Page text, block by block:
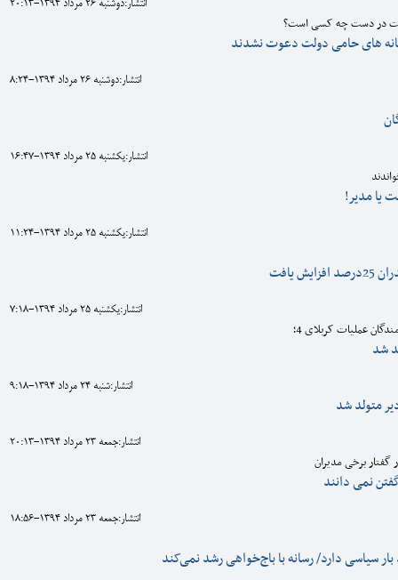
انتشار:دوشنبه 26 مرداد 1394-20:13
در دست چه کسی است؟
های حامی دولت دعوت نشدند
انتشار:دوشنبه 26 مرداد 1394-8:24
انتشار:يکشنبه 25 مرداد 1394-16:47
یا مدیر!
انتشار:يکشنبه 25 مرداد 1394-11:24
یافت
انتشار:يکشنبه 25 مرداد 1394-7:18
عملیات کربلای 4؛
شد
انتشار:شنبه 24 مرداد 1394-9:18
انتشار:جمعه 23 مرداد 1394-20:13
گفتار برخی مدیران
نمی دانند
انتشار:جمعه 23 مرداد 1394-18:56
سیاسی دارد/ رسانه با باج‌خواهی رشد نمی‌کند